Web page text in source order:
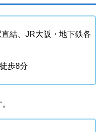
結、JR大阪・地下鉄各
歩8分